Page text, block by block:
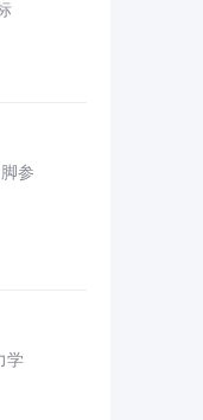
参
学